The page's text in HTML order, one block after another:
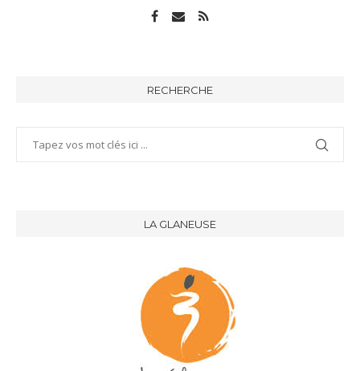
RECHERCHE
LA GLANEUSE